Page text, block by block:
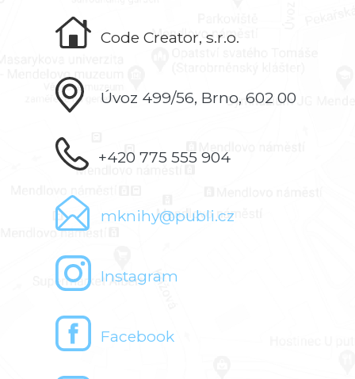
Code Creator, s.r.o.
Úvoz 499/56, Brno, 602 00
+420 775 555 904
mknihy@publi.cz
Instagram
Facebook